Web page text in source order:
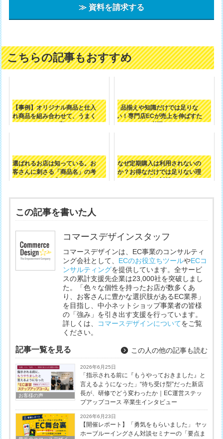
≫ 資料を請求する
こちらの記事もおすすめ
【事例】オリジナル商品と仕入
れ商品を組み合わせて、うまく
品揃えや知識だけでは足りな
い！専門店ECが売上を伸ばすた
選ばれるお店は知っている。お
客さんに刺さる「商品名」の考
なぜ定期購入は利用されないの
か？お得なだけでは足りない理
この記事を書いた人
コマースデザインスタッフ
コマースデザインは、EC事業のコンサルティ
ング会社として、 ECのお役立ちツールやECコ
ンサルティングを提供しています。全サービ
スの累計支援先企業は23,000社を突破しまし
た。「色々な個性を持ったお店が数多くあ
り、お客さんに豊かな選択肢があるEC業界」
を目指し、中小ネットショップ事業者の皆様
の「強み」を引き出す支援を行っています。
詳しくは、
コマースデザインについてをご覧
ください。
記事一覧を見る この人の他の記事も読む
お客様の声
2026年6月25日
「指示される前に『もうやっておきました』と
言えるようになった」“待ち受け型”だった新店
長が、研修でどう変わったか｜EC運営ステッ
プアップコース 卒業生インタビュー
2026年6月23日
【開催レポート】「勇気をもらいました」 ヤッ
ホーブルーイングさん対談セミナーの「要点ま